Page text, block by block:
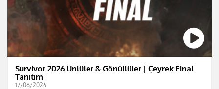
Survivor 2026 Ünlüler & Gönüllüler | Çeyrek Final
Tanıtımı
17/06/2026